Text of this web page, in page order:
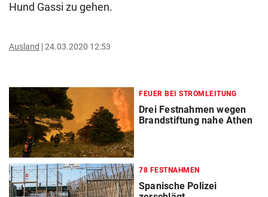
Hund Gassi zu gehen.
Ausland 24.03.2020 12:53
FEUER BEI STROMLEITUNG
Drei Festnahmen wegen
Brandstiftung nahe Athen
78 FESTNAHMEN
Spanische Polizei